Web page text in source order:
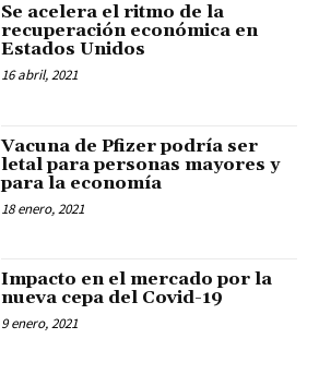
Se acelera el ritmo de la
recuperación económica en
Estados Unidos
16 abril, 2021
Vacuna de Pfizer podría ser
letal para personas mayores y
para la economía
18 enero, 2021
Impacto en el mercado por la
nueva cepa del Covid-19
9 enero, 2021